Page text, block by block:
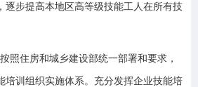
逐步提高本地区高等级技能工人在所有技
照住房和城乡建设部统一部署和要求，
培训组织实施体系。充分发挥企业技能培